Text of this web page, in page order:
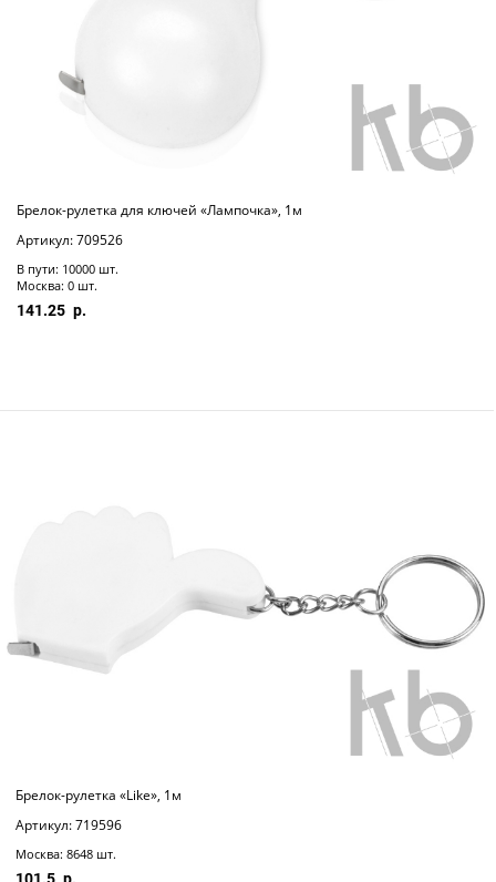
Брелок-рулетка для ключей «Лампочка», 1м
Артикул: 709526
В пути: 10000 шт.
Москва: 0 шт.
141.25
Брелок-рулетка «Like», 1м
Артикул: 719596
Москва: 8648 шт.